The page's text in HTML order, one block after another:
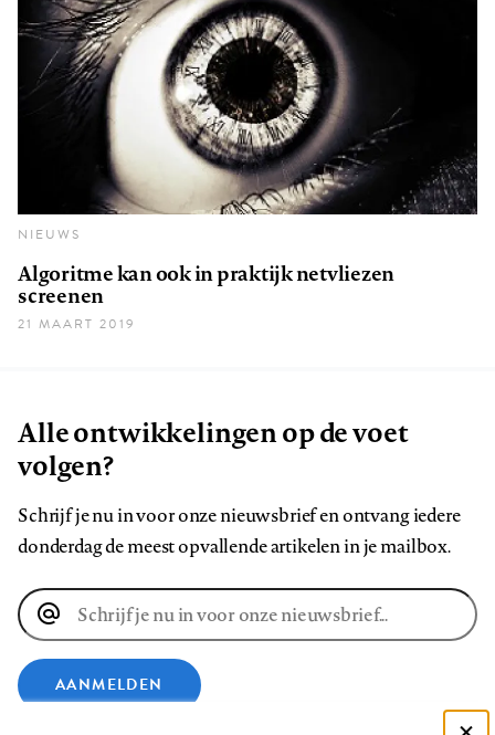
NIEUWS
Algoritme kan ook in praktijk netvliezen
screenen
21 MAART 2019
Alle ontwikkelingen op de voet
volgen?
Schrijf je nu in voor onze nieuwsbrief en ontvang iedere
donderdag de meest opvallende artikelen in je mailbox.
E-
mailadres
AANMELDEN